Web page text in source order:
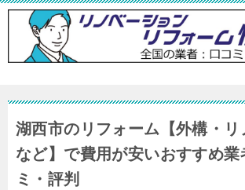
湖西市のリフォーム【外構・リ
など】で費用が安いおすすめ業
ミ・評判